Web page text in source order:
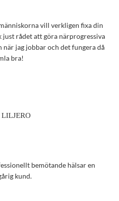
vill verkligen fixa din
just rådet att göra närprogressiva
jag jobbar och det fungera då
bra!
bemötande hälsar en
kund.